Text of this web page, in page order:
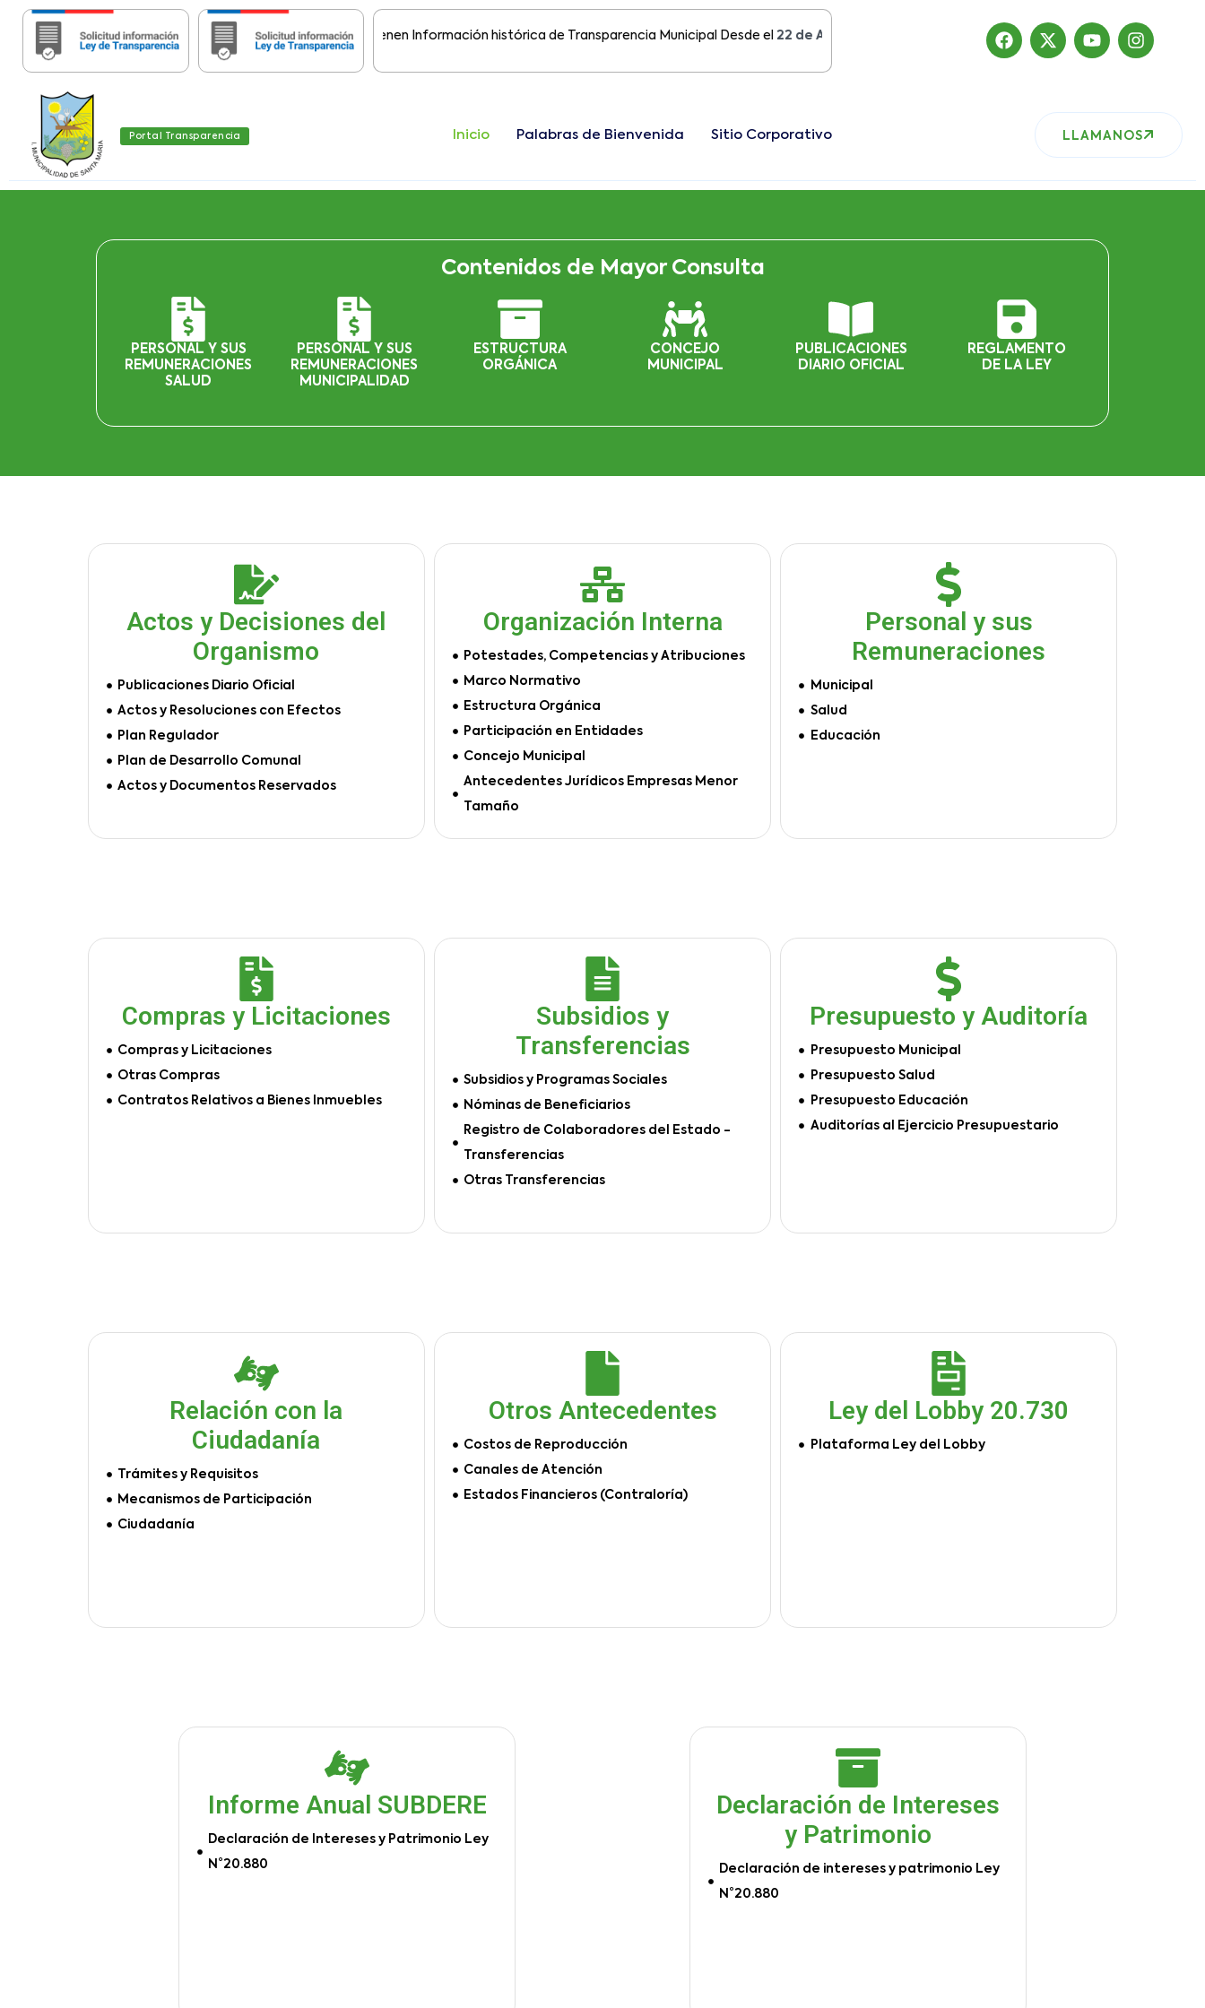
Importante: Estas páginas contienen Información histórica de Transparencia Municipal Desde el22 de Agosto del 2019 , nuestro sitio ha migrado
Portal Transparencia Inicio Palabras de Bienvenida Sitio Corporativo LLAMANOS
Contenidos de Mayor Consulta
PERSONAL Y SUS
REMUNERACIONES
SALUD
PERSONAL Y SUS
REMUNERACIONES
MUNICIPALIDAD
ESTRUCTURA
ORGÁNICA
CONCEJO
MUNICIPAL
PUBLICACIONES
DIARIO OFICIAL
REGLAMENTO
DE LA LEY
Actos y Decisiones del
Organismo
Publicaciones Diario Oficial
Actos y Resoluciones con Efectos
Plan Regulador
Plan de Desarrollo Comunal
Actos y Documentos Reservados
Organización Interna
Potestades, Competencias y Atribuciones
Marco Normativo
Estructura Orgánica
Participación en Entidades
Concejo Municipal
Antecedentes Jurídicos Empresas Menor
Tamaño
Personal y sus
Remuneraciones
Municipal
Salud
Educación
Compras y Licitaciones
Compras y Licitaciones
Otras Compras
Contratos Relativos a Bienes Inmuebles
Subsidios y
Transferencias
Subsidios y Programas Sociales
Nóminas de Beneficiarios
Registro de Colaboradores del Estado -
Transferencias
Otras Transferencias
Presupuesto y Auditoría
Presupuesto Municipal
Presupuesto Salud
Presupuesto Educación
Auditorías al Ejercicio Presupuestario
Relación con la
Ciudadanía
Trámites y Requisitos
Mecanismos de Participación
Ciudadanía
Otros Antecedentes
Costos de Reproducción
Canales de Atención
Estados Financieros (Contraloría)
Ley del Lobby 20.730
Plataforma Ley del Lobby
Informe Anual SUBDERE
Declaración de Intereses y Patrimonio Ley
N°20.880
Declaración de Intereses
y Patrimonio
Declaración de intereses y patrimonio Ley
N°20.880